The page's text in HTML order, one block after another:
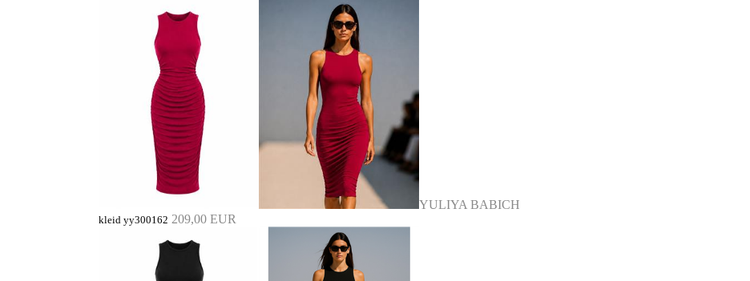
YULIYA BABICH
kleid yy300162 209,00 EUR